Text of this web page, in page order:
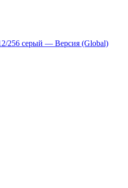
256 серый — Версия (Global)